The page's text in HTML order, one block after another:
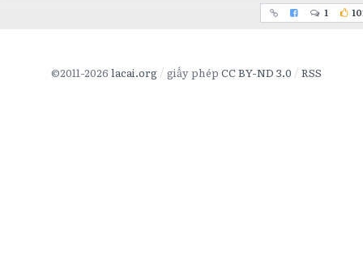
1
©2011-2026 lacai.org giấy phép CC BY-ND 3.0 RSS